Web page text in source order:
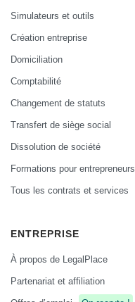
Simulateurs et outils
Création entreprise
Domiciliation
Comptabilité
Changement de statuts
Transfert de siège social
Dissolution de société
Formations pour entrepreneurs
Tous les contrats et services
ENTREPRISE
À propos de LegalPlace
Partenariat et affiliation